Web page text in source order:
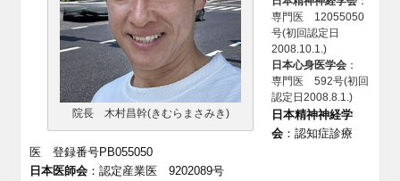
院長 木村昌幹(きむらまさみき)
専門医 12055050
号(初回認定日
2008.10.1.)
日本心身医学会 ：
専門医 592号(初回
認定日2008.8.1.)
日本精神神経学
会 ：認知症診療
医 登録番号PB055050
日本医師会 ：認定産業医 9202089号